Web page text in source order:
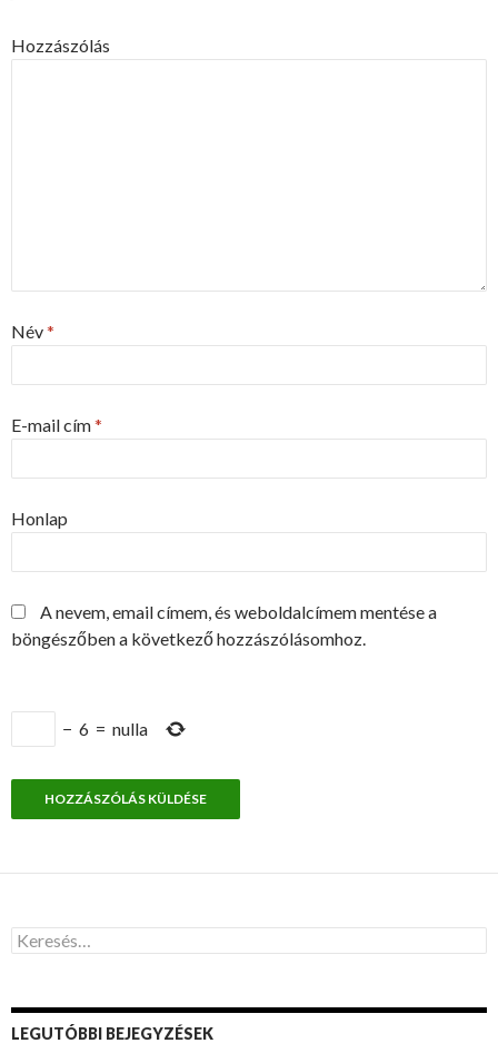
Hozzászólás
Név*
E-mail cím*
Honlap
A nevem, email címem, és weboldalcímem mentése a
böngészőben a következő hozzászólásomhoz.
− 6 = nulla
K
e
s
é
LEGUTÓBBI BEJEGYZÉSEK